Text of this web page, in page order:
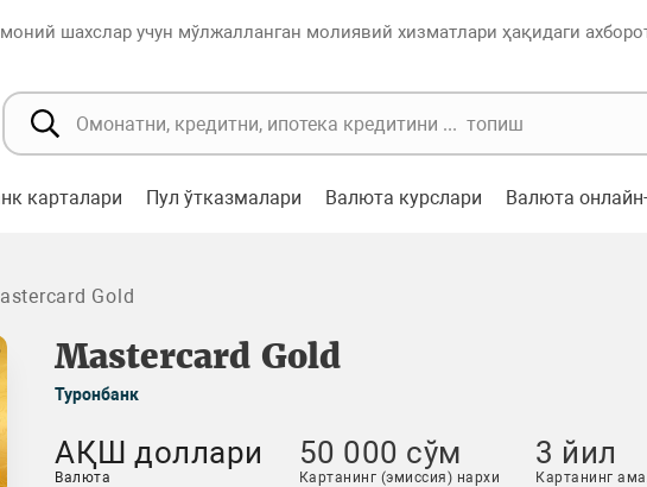
шахслар учун мўлжалланган молиявий хизматлари ҳақидаги
карталари Пул ўтказмалари Валюта курслари Валюта
Gold
Mastercard Gold
Туронбанк
АҚШ доллари
Валюта
50 000 сўм
Картанинг (эмиссия) нархи
3 йил
Картанинг